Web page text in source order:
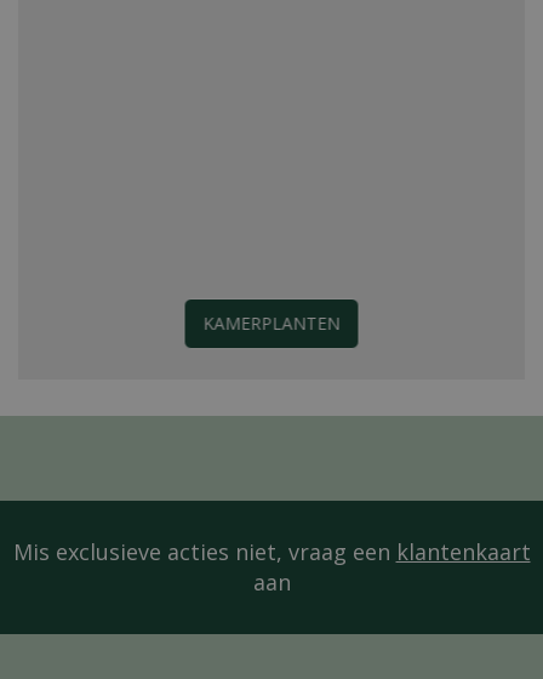
KAMERPLANTEN
Mis exclusieve acties niet, vraag een klantenkaart
aan